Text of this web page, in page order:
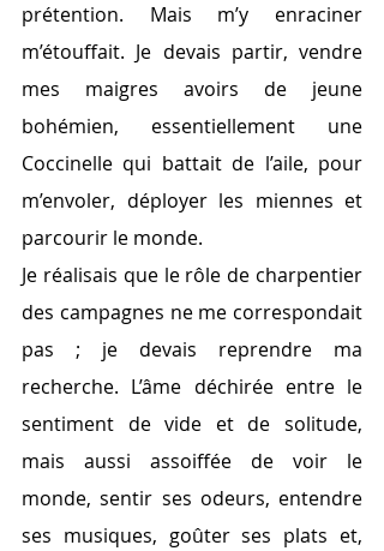
prétention. Mais m’y enraciner
m’étouffait. Je devais partir, vendre
mes maigres avoirs de jeune
bohémien, essentiellement une
Coccinelle qui battait de l’aile, pour
m’envoler, déployer les miennes et
parcourir le monde.
Je réalisais que le rôle de charpentier
des campagnes ne me correspondait
pas ; je devais reprendre ma
recherche. L’âme déchirée entre le
sentiment de vide et de solitude,
mais aussi assoiffée de voir le
monde, sentir ses odeurs, entendre
ses musiques, goûter ses plats et,